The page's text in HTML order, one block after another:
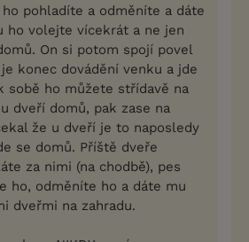
pohladíte a odměníte a dáte
ho volejte vícekrát a ne jen
On si potom spojí povel
konec dovádění venku a jde
sobě ho můžete střídavě na
dveří domů, pak zase na
že u dveří je to naposledy
se domů. Příště dveře
za nimi (na chodbě), pes
ho, odměníte ho a dáte mu
dveřmi na zahradu.